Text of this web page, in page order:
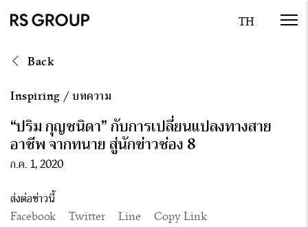
Back
Inspiring / บทความ
“ปริม กุญชนิดา” กับการเปลี่ยนแปลงทางสาย
อาชีพ จากทนาย สู่นักข่าวช่อง 8
ก.ค. 1, 2020
ส่งต่อข่าวนี้
Facebook
Twitter Line Copy Link